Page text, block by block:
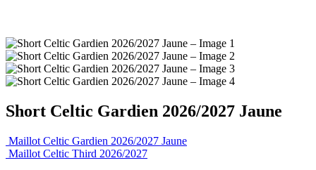
Short Celtic Gardien 2026/2027 Jaune
Maillot Celtic Gardien 2026/2027 Jaune
Maillot Celtic Third 2026/2027